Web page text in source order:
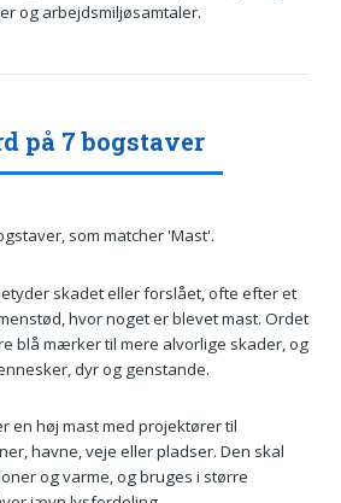
og arbejdsmiljøsamtaler.
på 7 bogstaver
som matcher 'Mast'.
skadet eller forslået, ofte efter et
hvor noget er blevet mast. Ordet
blå mærker til mere alvorlige skader, og
dyr og genstande.
en høj mast med projektører til
havne, veje eller pladser. Den skal
og varme, og bruges i større